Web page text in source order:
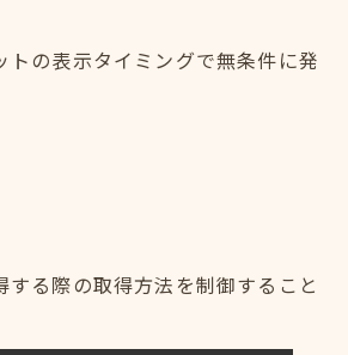
トの表示タイミングで無条件に発
る際の取得方法を制御すること